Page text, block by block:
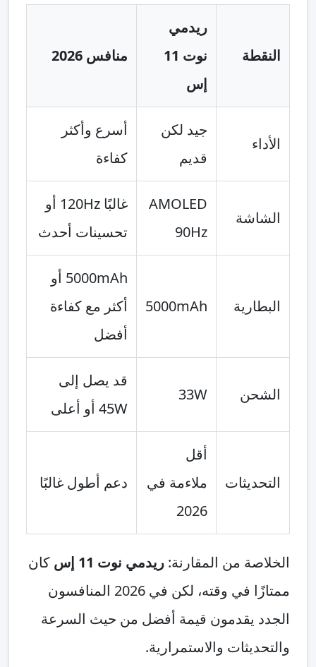
النقطة
ريدمي
نوت 11
إس
منافس 2026
الأداء
جيد لكن
قديم
أسرع وأكثر
كفاءة
الشاشة
AMOLED
90Hz
غالبًا 120Hz أو
تحسينات أحدث
البطارية 5000mAh
5000mAh أو
أكثر مع كفاءة
أفضل
الشحن 33W
قد يصل إلى
45W أو أعلى
التحديثات
أقل
ملاءمة في
2026
دعم أطول غالبًا
الخلاصة من المقارنة: ريدمي نوت 11 إس
كان
ممتازًا في وقته، لكن في 2026 المنافسون
الجدد يقدمون قيمة أفضل من حيث السرعة
والتحديثات والاستمرارية.